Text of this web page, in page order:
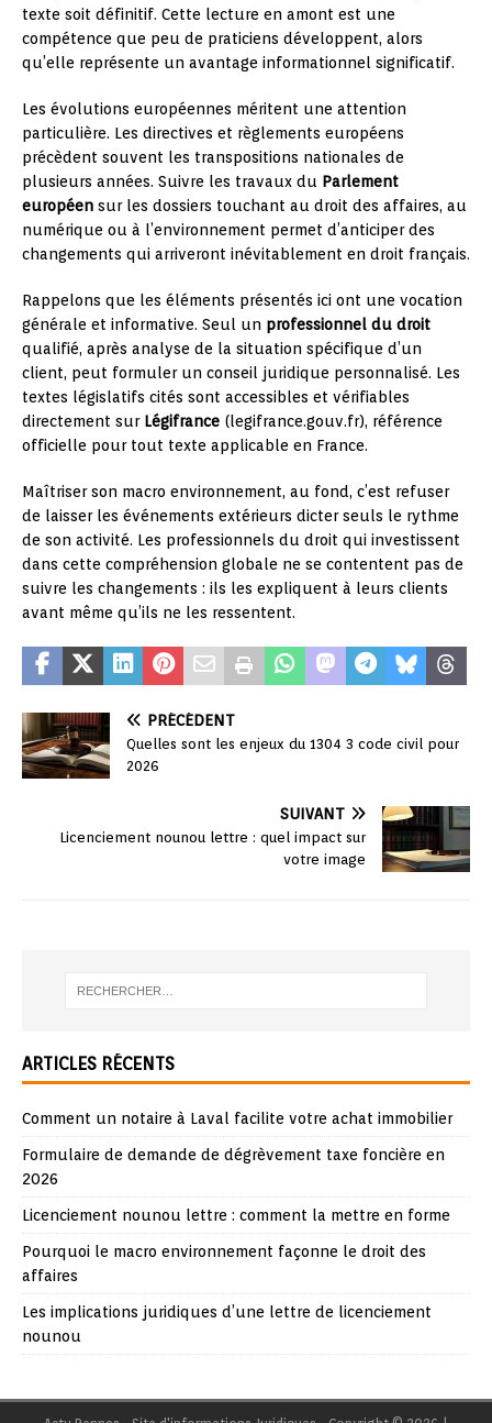
texte soit définitif. Cette lecture en amont est une
compétence que peu de praticiens développent, alors
qu’elle représente un avantage informationnel significatif.
Les évolutions européennes méritent une attention
particulière. Les directives et règlements européens
précèdent souvent les transpositions nationales de
plusieurs années. Suivre les travaux du Parlement
européen sur les dossiers touchant au droit des affaires, au
numérique ou à l’environnement permet d’anticiper des
changements qui arriveront inévitablement en droit français.
Rappelons que les éléments présentés ici ont une vocation
générale et informative. Seul un professionnel du droit
qualifié, après analyse de la situation spécifique d’un
client, peut formuler un conseil juridique personnalisé. Les
textes législatifs cités sont accessibles et vérifiables
directement sur Légifrance (legifrance.gouv.fr), référence
officielle pour tout texte applicable en France.
Maîtriser son macro environnement, au fond, c’est refuser
de laisser les événements extérieurs dicter seuls le rythme
de son activité. Les professionnels du droit qui investissent
dans cette compréhension globale ne se contentent pas de
suivre les changements : ils les expliquent à leurs clients
avant même qu’ils ne les ressentent.
PRÉCÉDENT
Quelles sont les enjeux du 1304 3 code civil pour
2026
SUIVANT
Licenciement nounou lettre : quel impact sur
votre image
ARTICLES RÉCENTS
Comment un notaire à Laval facilite votre achat immobilier
Formulaire de demande de dégrèvement taxe foncière en
2026
Licenciement nounou lettre : comment la mettre en forme
Pourquoi le macro environnement façonne le droit des
affaires
Les implications juridiques d’une lettre de licenciement
nounou